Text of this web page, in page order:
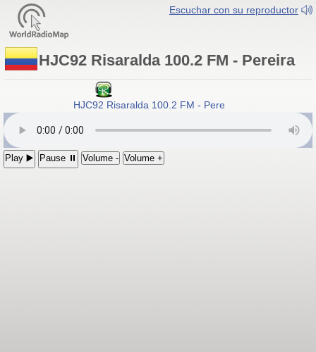
Escuchar con su reproductor
HJC92 Risaralda 100.2 FM - Pereira
HJC92 Risaralda 100.2 FM - Pereira, Colombia
Play ▶️ Pause ⏸ Volume - Volume +